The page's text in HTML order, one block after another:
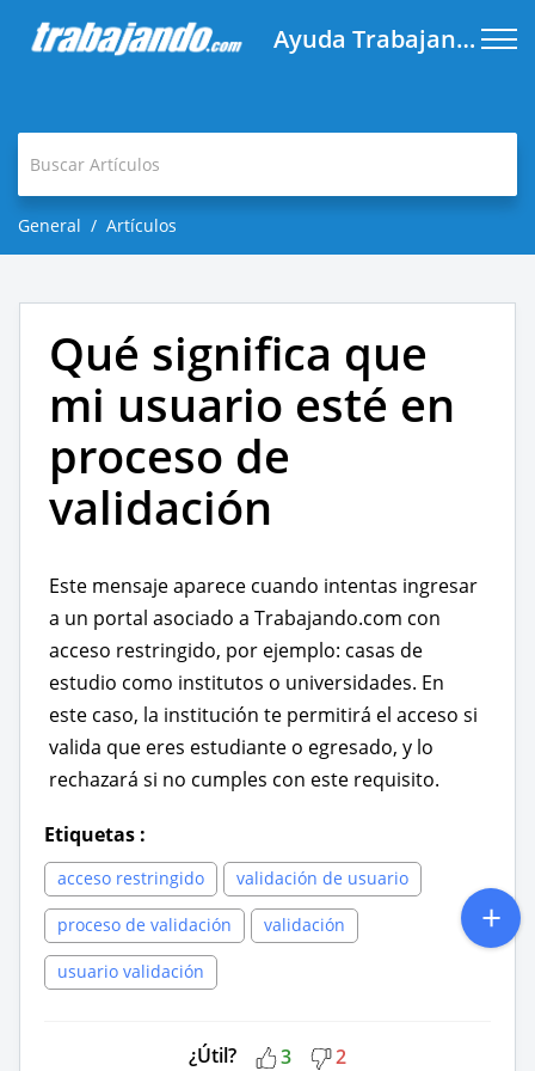
Ayuda Trabajando.com
General Artículos
Qué significa que
mi usuario esté en
proceso de
validación
Este mensaje aparece cuando intentas ingresar
a un portal asociado a Trabajando.com con
acceso restringido, por ejemplo: casas de
estudio como institutos o universidades. En
este caso, la institución te permitirá el acceso si
valida que eres estudiante o egresado, y lo
rechazará si no cumples con este requisito.
Etiquetas :
acceso restringido validación de usuario
proceso de validación validación
usuario validación
¿Útil? 3 2